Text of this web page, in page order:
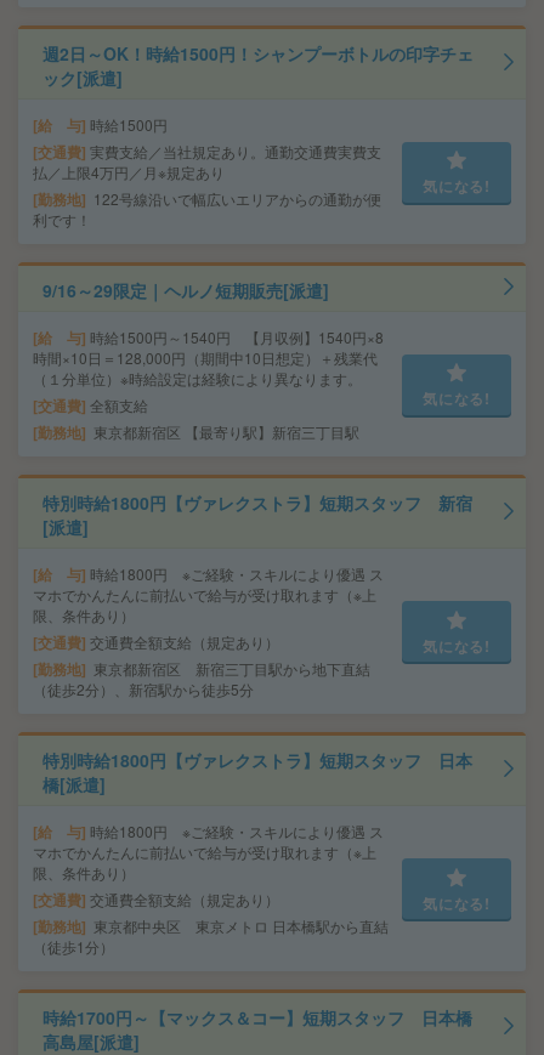
週2日～OK！時給1500円！シャンプーボトルの印字チェ
ック[派遣]
給 与 時給1500円
交通費 実費支給／当社規定あり。通勤交通費実費支
払／上限4万円／月※規定あり
勤務地
122号線沿いで幅広いエリアからの通勤が便
利です！
気になる!
9/16～29限定｜ヘルノ短期販売[派遣]
給 与 時給1500円～1540円 【月収例】1540円×8
時間×10日＝128,000円（期間中10日想定）＋残業代
（１分単位）※時給設定は経験により異なります。
交通費 全額支給
勤務地 東京都新宿区 【最寄り駅】新宿三丁目駅
気になる!
特別時給1800円【ヴァレクストラ】短期スタッフ 新宿
[派遣]
給 与 時給1800円 ※ご経験・スキルにより優遇 ス
マホでかんたんに前払いで給与が受け取れます（※上
限、条件あり）
交通費 交通費全額支給（規定あり）
勤務地
東京都新宿区 新宿三丁目駅から地下直結
（徒歩2分）、新宿駅から徒歩5分
気になる!
特別時給1800円【ヴァレクストラ】短期スタッフ 日本
橋[派遣]
給 与 時給1800円 ※ご経験・スキルにより優遇 ス
マホでかんたんに前払いで給与が受け取れます（※上
限、条件あり）
交通費 交通費全額支給（規定あり）
勤務地
東京都中央区 東京メトロ 日本橋駅から直結
（徒歩1分）
気になる!
時給1700円～【マックス＆コー】短期スタッフ 日本橋
高島屋[派遣]